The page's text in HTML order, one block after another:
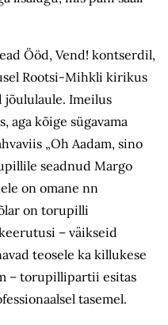
Ööd, Vend! kontserdil,
Rootsi-Mihkli kirikus
Imeilus
aga kõige sügavama
„Oh Aadam, sino
seadnud Margo
on omane nn
on torupilli
– väikseid
teosele ka killukese
– torupillipartii esitas
tasemel.